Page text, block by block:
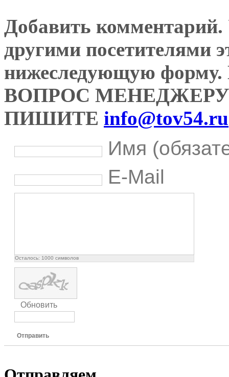
Добавить комментарий.
другими посетителями
нижеследующую
ВОПРОС
ПИШИТЕ info@tov54.ru
Имя
E-Mail
Осталось: 1000 символов
Обновить
Отправить